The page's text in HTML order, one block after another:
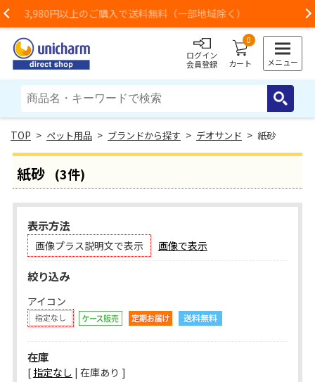
Previous
部地域除く） お荷物のお届けに遅れが出ている
ログイン
会員登録
0
カート メニュー
> ペット用品 > ブランドから探す > デオサンド > 紙砂
紙砂 (3件)
表示方法
画像プラス説明文で表示 画像で表示
絞り込み
アイコン
在庫
[ 指定なし | 在庫あり ]